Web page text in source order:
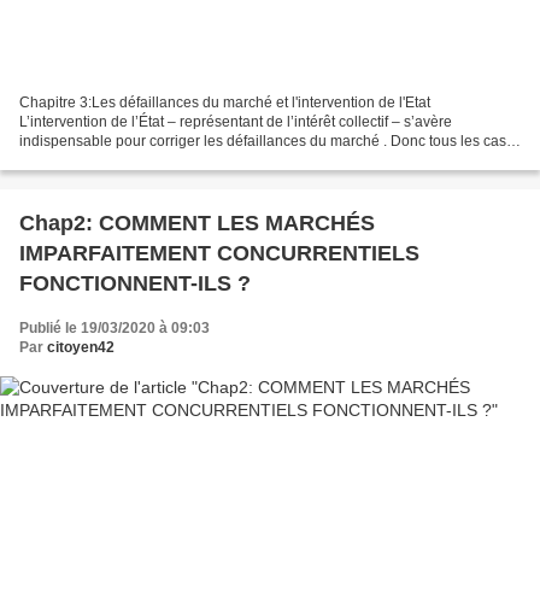
Chapitre 3:Les défaillances du marché et l'intervention de l'Etat
L’intervention de l’État – représentant de l’intérêt collectif – s’avère
indispensable pour corriger les défaillances du marché . Donc tous les cas
Chap2: COMMENT LES MARCHÉS
IMPARFAITEMENT CONCURRENTIELS
FONCTIONNENT-ILS ?
Publié le 19/03/2020 à 09:03
Par citoyen42